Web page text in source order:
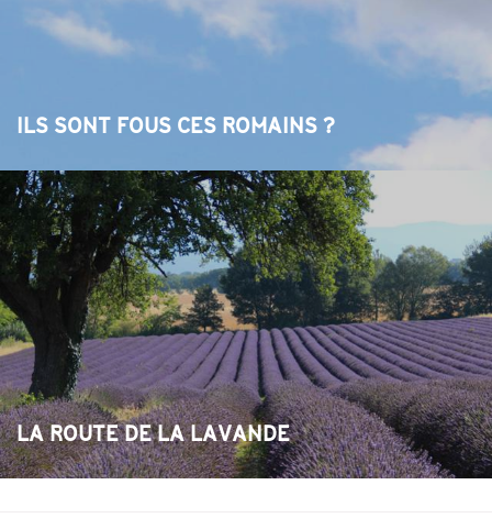
ILS SONT FOUS CES ROMAINS ?
LA ROUTE DE LA LAVANDE